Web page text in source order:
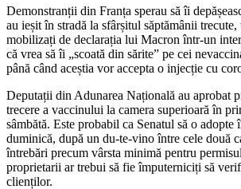
Demonstranții din Franța sperau să îi
au ieșit în stradă la sfârșitul săptămânii
mobilizați de declarația lui Macron într-un
că vrea să îi „scoată din sărite” pe cei
până când aceștia vor accepta o injecție cu
Deputații din Adunarea Națională au aprobat
trecere a vaccinului la camera superioară în
sâmbătă. Este probabil ca Senatul să o adopte
duminică, după un du-te-vino între cele două
întrebări precum vârsta minimă pentru
proprietarii ar trebui să fie împuterniciți să
clienților.